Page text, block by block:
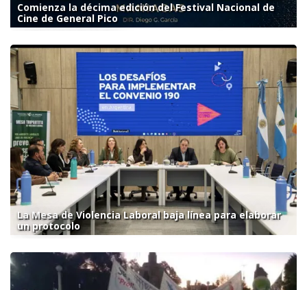
Comienza la décima edición del Festival Nacional de
Cine de General Pico
La Mesa de Violencia Laboral baja línea para elaborar
un protocolo